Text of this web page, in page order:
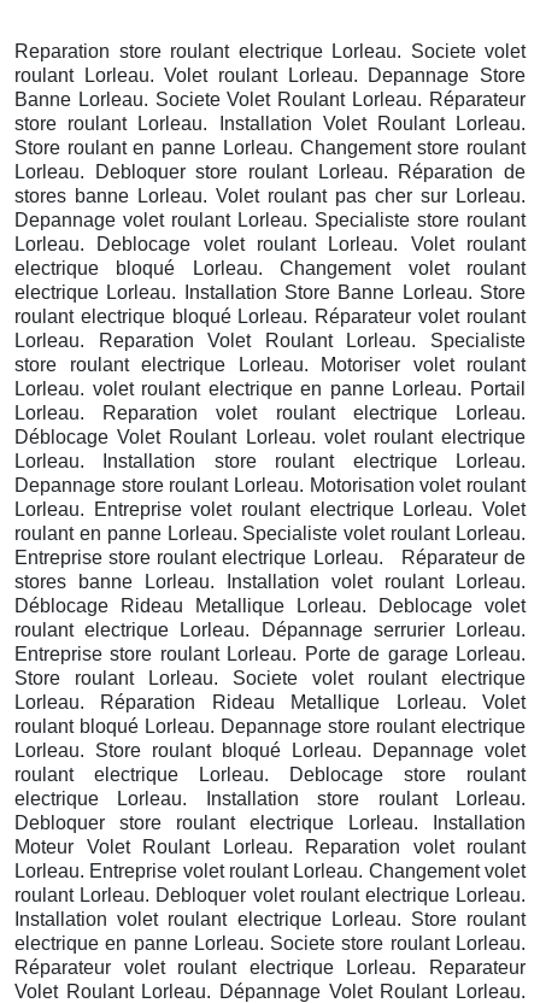
Reparation store roulant electrique Lorleau. Societe volet
roulant Lorleau. Volet roulant Lorleau. Depannage Store
Banne Lorleau. Societe Volet Roulant Lorleau. Réparateur
store roulant Lorleau. Installation Volet Roulant Lorleau.
Store roulant en panne Lorleau. Changement store roulant
Lorleau. Debloquer store roulant Lorleau. Réparation de
stores banne Lorleau. Volet roulant pas cher sur Lorleau.
Depannage volet roulant Lorleau. Specialiste store roulant
Lorleau. Deblocage volet roulant Lorleau. Volet roulant
electrique bloqué Lorleau. Changement volet roulant
electrique Lorleau. Installation Store Banne Lorleau. Store
roulant electrique bloqué Lorleau. Réparateur volet roulant
Lorleau. Reparation Volet Roulant Lorleau. Specialiste
store roulant electrique Lorleau. Motoriser volet roulant
Lorleau. volet roulant electrique en panne Lorleau. Portail
Lorleau. Reparation volet roulant electrique Lorleau.
Déblocage Volet Roulant Lorleau. volet roulant electrique
Lorleau. Installation store roulant electrique Lorleau.
Depannage store roulant Lorleau. Motorisation volet roulant
Lorleau. Entreprise volet roulant electrique Lorleau. Volet
roulant en panne Lorleau. Specialiste volet roulant Lorleau.
Entreprise store roulant electrique Lorleau. Réparateur de
stores banne Lorleau. Installation volet roulant Lorleau.
Déblocage Rideau Metallique Lorleau. Deblocage volet
roulant electrique Lorleau. Dépannage serrurier Lorleau.
Entreprise store roulant Lorleau. Porte de garage Lorleau.
Store roulant Lorleau. Societe volet roulant electrique
Lorleau. Réparation Rideau Metallique Lorleau. Volet
roulant bloqué Lorleau. Depannage store roulant electrique
Lorleau. Store roulant bloqué Lorleau. Depannage volet
roulant electrique Lorleau. Deblocage store roulant
electrique Lorleau. Installation store roulant Lorleau.
Debloquer store roulant electrique Lorleau. Installation
Moteur Volet Roulant Lorleau. Reparation volet roulant
Lorleau. Entreprise volet roulant Lorleau. Changement volet
roulant Lorleau. Debloquer volet roulant electrique Lorleau.
Installation volet roulant electrique Lorleau. Store roulant
electrique en panne Lorleau. Societe store roulant Lorleau.
Réparateur volet roulant electrique Lorleau. Reparateur
Volet Roulant Lorleau. Dépannage Volet Roulant Lorleau.